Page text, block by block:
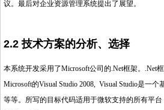
议。最后对企业资源管理系统提出了展望。
2.2 技术方案的分析、选择
本系统开发采用了Microsoft公司的.Net框架。 .Net
Microsoft的Visual Studio 2008, Visual Studio是一个
等等。所写的目标代码适用于微软支持的所有平台